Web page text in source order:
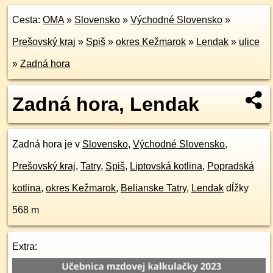
Cesta: OMA» Slovensko » Východné Slovensko »
Prešovský kraj » Spiš » okres Kežmarok » Lendak » ulice
» Zadná hora
Zadná hora, Lendak
Zadná hora je v Slovensko, Východné Slovensko,
Prešovský kraj, Tatry, Spiš, Liptovská kotlina, Popradská
kotlina, okres Kežmarok, Belianske Tatry, Lendak dĺžky
568 m
Extra: